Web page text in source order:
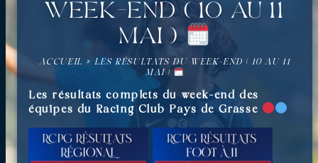
week-end ( 10 au 11
mai )
ACCUEIL »LES RÉSULTATS DU WEEK-END ( 10 AU 11
MAI )
Les résultats complets du week-end des
équipes du Racing Club Pays de Grasse